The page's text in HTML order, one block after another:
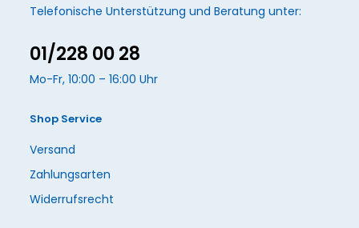
Telefonische Unterstützung und Beratung unter:
01/228 00 28
Mo-Fr, 10:00 – 16:00 Uhr
Shop Service
Versand
Zahlungsarten
Widerrufsrecht